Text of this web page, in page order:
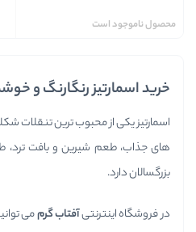
محصول ناموجود است
خرید اسمارتیز رنگارنگ و
اسمارتیز یکی از محبوب ترین تنقلات
های جذاب، طعم شیرین و بافت ترد،
بزرگسالان دارد.
در فروشگاه اینترنتیآفتاب گرممی